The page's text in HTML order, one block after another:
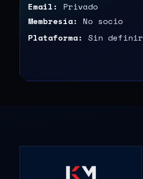
Email:
Privado
Membresía: No socio
Plataforma: Sin definir